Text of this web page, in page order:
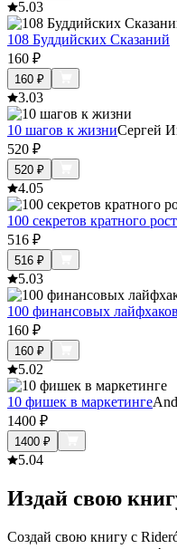
5.03
108 Буддийских Сказаний
160 ₽
160 ₽
3.03
10 шагов к жизниСергей
520 ₽
520 ₽
4.05
100 секретов кратного
516 ₽
516 ₽
5.03
100 финансовых лайфхаков
160 ₽
160 ₽
5.02
10 фишек в маркетинге
1400 ₽
1400 ₽
5.04
Издай свою
Создай свою книгу с